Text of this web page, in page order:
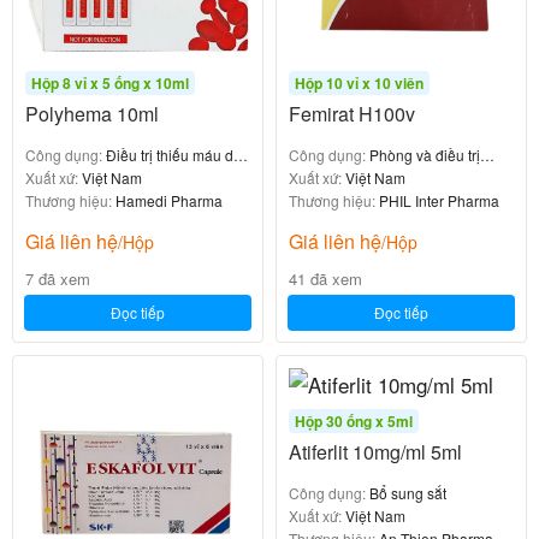
oxalat niệu.
– Thuốc có thể ảnh hưởng đến kết quả xét nghiệm
glucose trong nước tiểu. Chẩn đoán lâm sàng có thể
bị ảnh hưởng do sự đổi màu nước tiểu sang màu
vàng.
Tác dụng không mong muốn khi dùng
thuốc Geotonik
– Đã có một số báo cáo về tác dụng không mong
muốn của một vài vitamin nhưng với liều cao hơn
nhiều lần so với liều dùng ở dạng kết hợp trong công
thức viên nang mềm GEOTONIK.
– Rối loạn tiêu hóa, một số phản ứng dị ứng có thể
xảy ra ở mức độ thấp. Các tác dụng không mong
Hộp 8 vỉ x 5 ống x 10ml
Polyhema 10ml
Công dụng:Điều trị thiếu máu do
thiếu sắt
Xuất xứ:Việt Nam
Thương hiệu: Hamedi Pharma
Giá liên hệ/Hộp
7 đã xem
Đọc tiếp
Hộp 10 vỉ x 10 viên
Femirat H100v
Công dụng: Phòng và điều trị
thiếu máu
Xuất xứ:Việt Nam
Thương hiệu: PHIL Inter Pharma
Giá liên hệ/Hộp
41 đã xem
Đọc tiếp
Hộp 30 ống x 5ml
Atiferlit 10mg/ml 5ml
Công dụng: Bổ sung sắt
Xuất xứ:Việt Nam